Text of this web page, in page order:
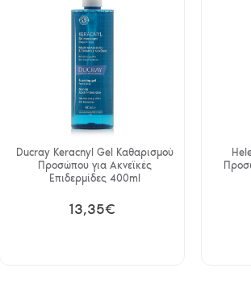
Ducray Keracnyl Gel Καθαρισμού
Προσώπου για Ακνεϊκές
Επιδερμίδες 400ml
13,35€